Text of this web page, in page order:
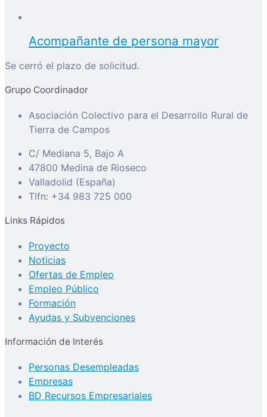
Acompañante de persona mayor
Se cerró el plazo de solicitud.
Grupo Coordinador
Asociación Colectivo para el Desarrollo Rural de
Tierra de Campos
C/ Mediana 5, Bajo A
47800 Medina de Rioseco
Valladolid (España)
Tlfn: +34 983 725 000
Links Rápidos
Proyecto
Noticias
Ofertas de Empleo
Empleo Público
Formación
Ayudas y Subvenciones
Información de Interés
Personas Desempleadas
Empresas
BD Recursos Empresariales